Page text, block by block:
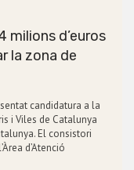
milions d’euros
la zona de
candidatura a la
i Viles de Catalunya
El consistori
d’Atenció